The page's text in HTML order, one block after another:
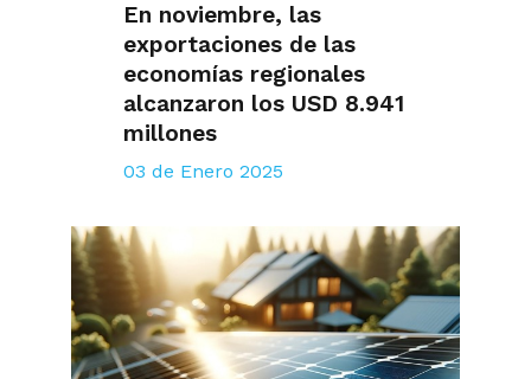
En noviembre, las
exportaciones de las
economías regionales
alcanzaron los USD 8.941
millones
03 de Enero 2025